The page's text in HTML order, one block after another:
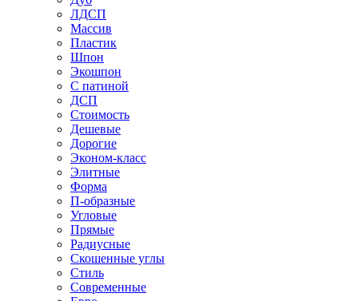
ЛДСП
Массив
Пластик
Шпон
Экошпон
С патиной
ДСП
Стоимость
Дешевые
Дорогие
Эконом-класс
Элитные
Форма
П-образные
Угловые
Прямые
Радиусные
Скошенные углы
Стиль
Современные